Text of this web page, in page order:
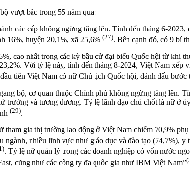
vượt bậc trong 55 năm qua:
các cấp không ngừng tăng lên. Tính đến tháng 6-
16%, huyện 20,1%, xã 25,6% (27). Bên cạnh đó, có 9 bí
cao nhất trong các kỳ bầu cử đại biểu Quốc hội từ khi
Với tỷ lệ này, tính đến tháng 8-2024, Việt Nam
tiên Việt Nam có nữ Chủ tịch Quốc hội, đánh dấu bước
bộ, cơ quan thuộc Chính phủ không ngừng tăng lên.
trưởng và tương đương. Tỷ lệ lãnh đạo chủ chốt là nữ ở
(29).
tham gia thị trường lao động ở Việt Nam chiếm 70,9%
ngành, nhiều lĩnh vực như giáo dục và đào tạo (74,7%),
. Tỷ lệ nữ quản lý trong các doanh nghiệp có vốn nước
cũng như các công ty đa quốc gia như IBM Việt Nam”